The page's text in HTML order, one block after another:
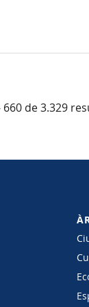
de 3.329